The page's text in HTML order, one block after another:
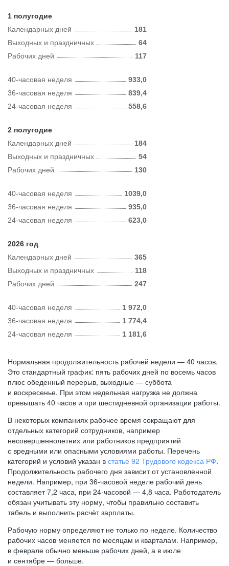
1 полугодие
Календарных дней
181
Рабочих дней 117
Выходных и праздничных 64
40-часовая неделя
933,0
36-часовая неделя
839,4
24-часовая неделя
558,6
2 полугодие
Календарных дней
184
Рабочих дней 130
Выходных и праздничных 54
40-часовая неделя
1039,0
36-часовая неделя
935,0
24-часовая неделя
623,0
2026 год
Календарных дней
365
Рабочих дней 247
Выходных и праздничных 118
40-часовая неделя
1 972,0
36-часовая неделя
1 774,4
24-часовая неделя
1 181,6
Нормальная продолжительность рабочей недели — 40 часов.
Это стандартный график: пять рабочих дней по восемь часов
плюс обеденный перерыв, выходные — суббота
и воскресенье. При этом недельная нагрузка не должна
превышать 40 часов и при шестидневной организации работы.
В некоторых компаниях рабочее время сокращают для
отдельных категорий сотрудников, например
несовершеннолетних или работников предприятий
с вредными или опасными условиями работы. Перечень
категорий и условий указан в статье 92 Трудового кодекса РФ.
Продолжительность рабочего дня зависит от установленной
недели. Например, при 36-часовой неделе рабочий день
составляет 7,2 часа, при 24-часовой — 4,8 часа. Работодатель
обязан учитывать эту норму, чтобы правильно составить
табель и выполнить расчёт зарплаты.
Рабочую норму определяют не только по неделе. Количество
рабочих часов меняется по месяцам и кварталам. Например,
в феврале обычно меньше рабочих дней, а в июле
и сентябре — больше.